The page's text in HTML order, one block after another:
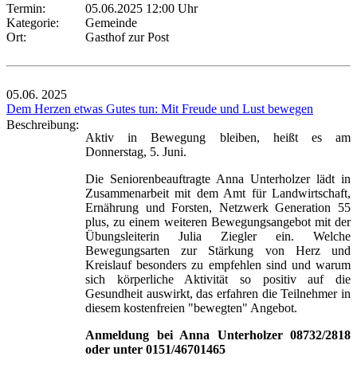
Termin:
05.06.2025 12:00 Uhr
Kategorie:
Gemeinde
Ort:
Gasthof zur Post
05.06. 2025
Dem Herzen etwas Gutes tun: Mit Freude und Lust bewegen
Beschreibung:
Aktiv in Bewegung bleiben, heißt es am
Donnerstag, 5. Juni.
Die Seniorenbeauftragte Anna Unterholzer lädt in
Zusammenarbeit mit dem Amt für Landwirtschaft,
Ernährung und Forsten, Netzwerk Generation 55
plus, zu einem weiteren Bewegungsangebot mit der
Übungsleiterin Julia Ziegler ein. Welche
Bewegungsarten zur Stärkung von Herz und
Kreislauf besonders zu empfehlen sind und warum
sich körperliche Aktivität so positiv auf die
Gesundheit auswirkt, das erfahren die Teilnehmer in
diesem kostenfreien "bewegten" Angebot.
Anmeldung bei Anna Unterholzer 08732/2818
oder unter 0151/46701465